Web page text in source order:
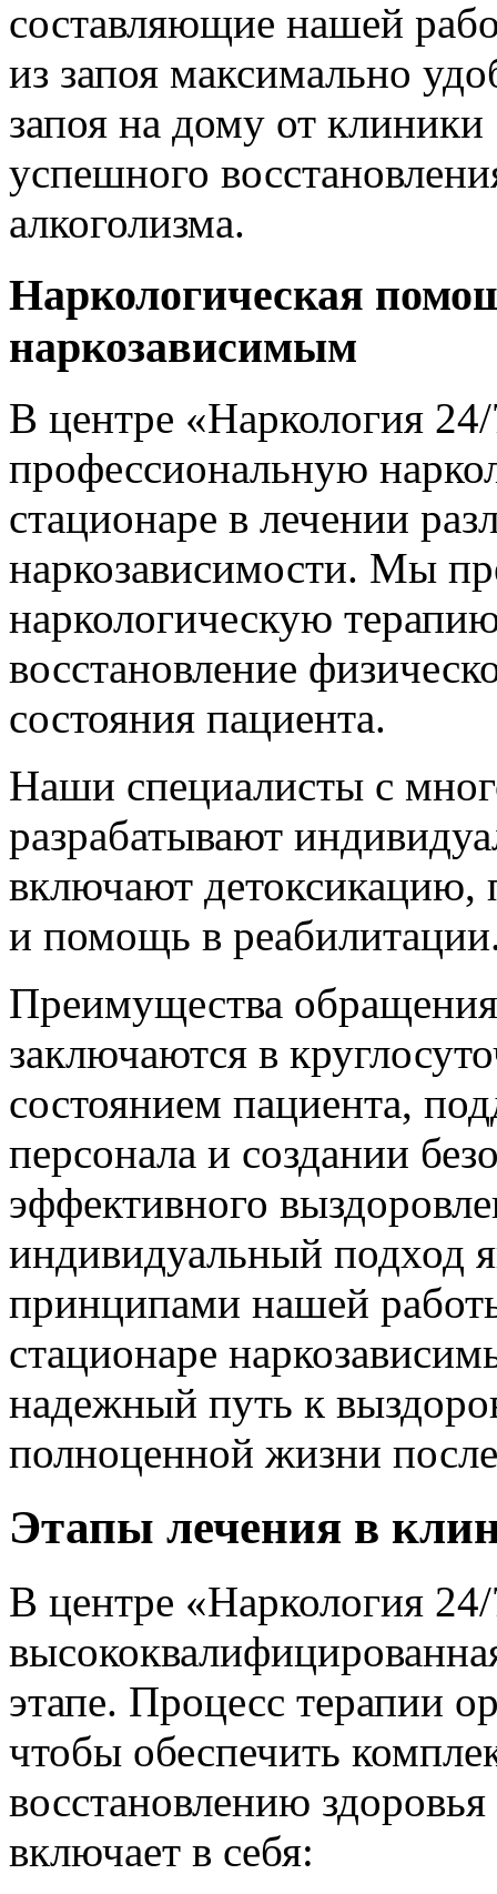
составляющие нашей
из запоя максимально
запоя на дому от
успешного
алкоголизма.
Наркологическая
наркозависимым
В центре «Наркология
профессиональную
стационаре в лечении
наркозависимости. Мы
наркологическую
восстановление
состояния пациента.
Наши специалисты с
разрабатывают
включают детоксикацию,
и помощь в
Преимущества
заключаются в
состоянием пациента,
персонала и создании
эффективного
индивидуальный подход
принципами нашей
стационаре
надежный путь к
полноценной жизни
Этапы лечения в
В центре «Наркология 24/
этапе. Процесс терапии
чтобы обеспечить
восстановлению
включает в себя: